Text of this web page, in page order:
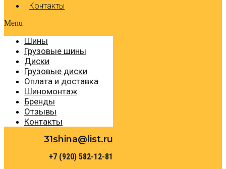
Контакты
Menu
Шины
Грузовые шины
Диски
Грузовые диски
Оплата и доставка
Шиномонтаж
Бренды
Отзывы
Контакты
31shina@list.ru
+7 (920) 582-12-81